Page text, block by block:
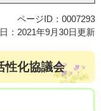
ページID：0007293
：2021年9月30日更新
性化協議会